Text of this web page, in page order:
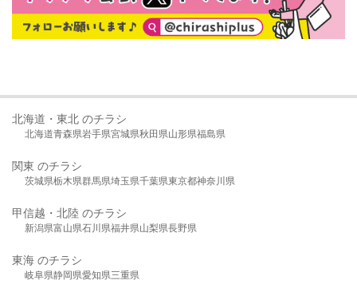
北海道・東北 のチラシ
北海道青森県岩手県宮城県秋田県山形県福島県
関東 のチラシ
茨城県栃木県群馬県埼玉県千葉県東京都神奈川県
甲信越・北陸 のチラシ
新潟県富山県石川県福井県山梨県長野県
東海 のチラシ
岐阜県静岡県愛知県三重県